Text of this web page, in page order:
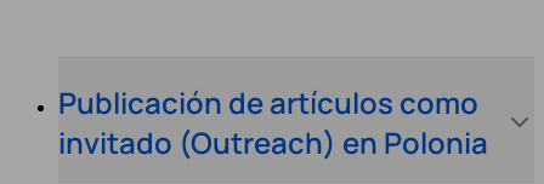
Publicación de artículos como
invitado (Outreach) en Polonia